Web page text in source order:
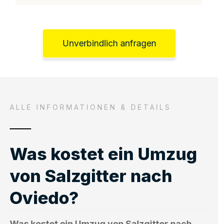
Unverbindlich anfragen
ALLE INFORMATIONEN & DETAILS
Was kostet ein Umzug
von Salzgitter nach
Oviedo?